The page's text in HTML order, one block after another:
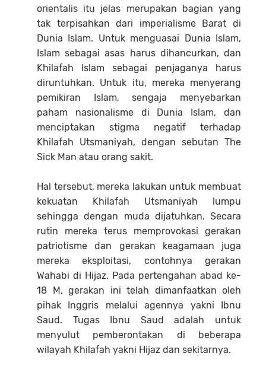
orientalis itu jelas merupakan bagian yang
tak terpisahkan dari imperialisme Barat di
Dunia Islam. Untuk menguasai Dunia Islam,
Islam sebagai asas harus dihancurkan, dan
Khilafah Islam sebagai penjaganya harus
diruntuhkan. Untuk itu, mereka menyerang
pemikiran Islam, sengaja menyebarkan
paham nasionalisme di Dunia Islam, dan
menciptakan stigma negatif terhadap
Khilafah Utsmaniyah, dengan sebutan The
Sick Man atau orang sakit.
Hal tersebut, mereka lakukan untuk membuat
kekuatan Khilafah Utsmaniyah lumpu
sehingga dengan muda dijatuhkan. Secara
rutin mereka terus memprovokasi gerakan
patriotisme dan gerakan keagamaan juga
mereka eksploitasi, contohnya gerakan
Wahabi di Hijaz. Pada pertengahan abad ke-
18 M, gerakan ini telah dimanfaatkan oleh
pihak Inggris melalui agennya yakni Ibnu
Saud. Tugas Ibnu Saud adalah untuk
menyulut pemberontakan di beberapa
wilayah Khilafah yakni Hijaz dan sekitarnya.